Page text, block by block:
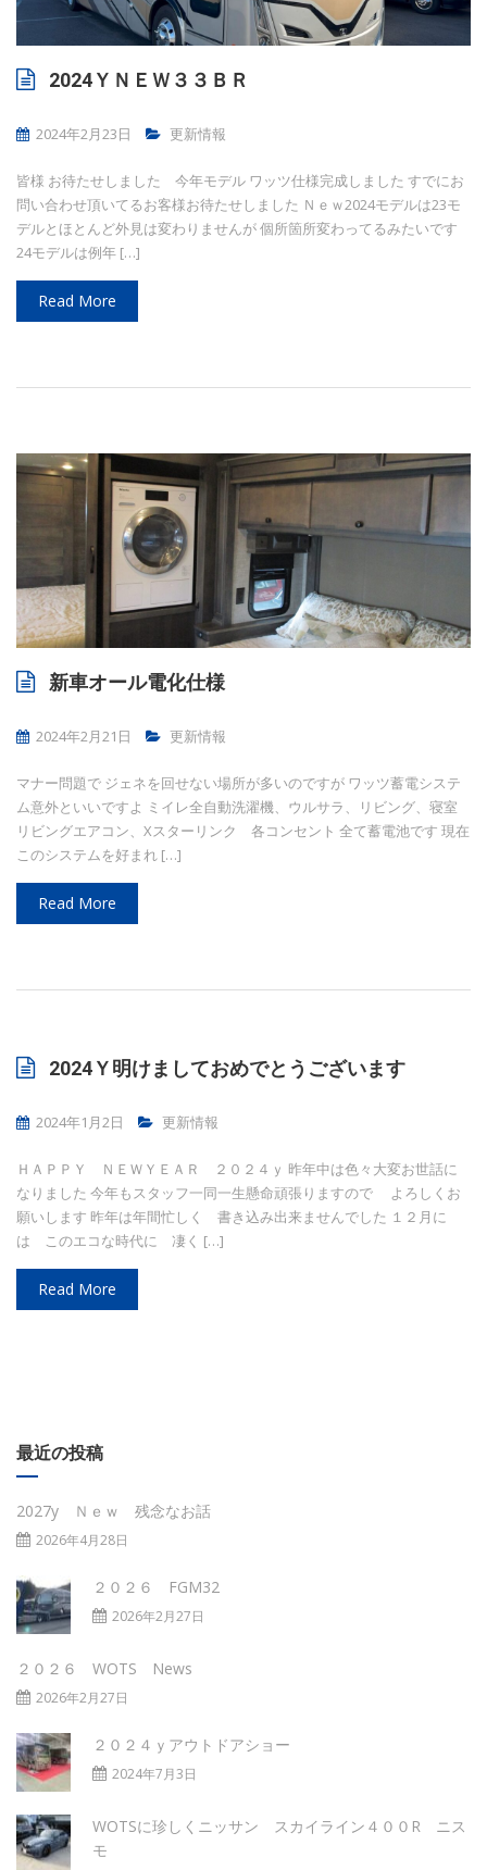
2024ＹＮＥＷ３３ＢＲ
2024年2月23日 更新情報
皆様 お待たせしました 今年モデル ワッツ仕様完成しました すでにお
問い合わせ頂いてるお客様お待たせしました Ｎｅｗ2024モデルは23モ
デルとほとんど外見は変わりませんが 個所箇所変わってるみたいです
24モデルは例年 […]
Read More
新車オール電化仕様
2024年2月21日 更新情報
マナー問題で ジェネを回せない場所が多いのですが ワッツ蓄電システ
ム意外といいですよ ミイレ全自動洗濯機、ウルサラ、リビング、寝室
リビングエアコン、Xスターリンク 各コンセント 全て蓄電池です 現在
このシステムを好まれ […]
Read More
2024Ｙ明けましておめでとうございます
2024年1月2日 更新情報
ＨＡＰＰＹ ＮＥＷＹＥＡＲ ２０２４ｙ 昨年中は色々大変お世話に
なりました 今年もスタッフ一同一生懸命頑張りますので よろしくお
願いします 昨年は年間忙しく 書き込み出来ませんでした １２月に
は このエコな時代に 凄く […]
Read More
最近の投稿
2027y Ｎｅｗ 残念なお話
2026年4月28日
２０２６ FGM32
2026年2月27日
２０２６ WOTS News
2026年2月27日
２０２４ｙアウトドアショー
2024年7月3日
WOTSに珍しくニッサン スカイライン４００R ニス
モ